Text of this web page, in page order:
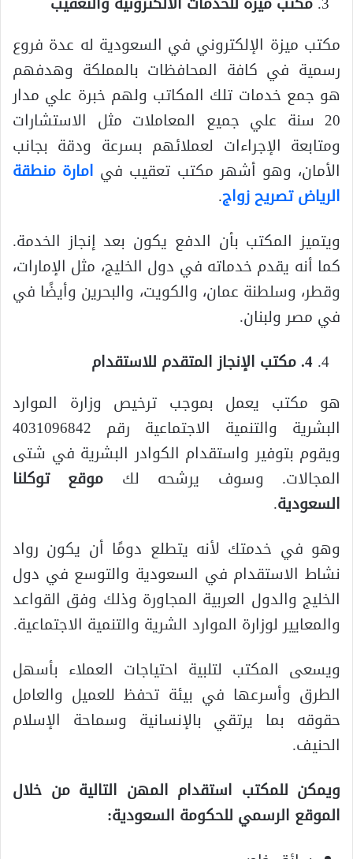
مكتب ميزة الإلكتروني في السعودية له عدة فروع
رسمية في كافة المحافظات بالمملكة وهدفهم
هو جمع خدمات تلك المكاتب ولهم خبرة علي مدار
20 سنة علي جميع المعاملات مثل الاستشارات
ومتابعة الإجراءات لعملائهم بسرعة ودقة بجانب
الأمان، وهو أشهر مكتب تعقيب في امارة منطقة
الرياض تصريح زواج.
ويتميز المكتب بأن الدفع يكون بعد إنجاز الخدمة.
كما أنه يقدم خدماته في دول الخليج، مثل الإمارات،
وقطر، وسلطنة عمان، والكويت، والبحرين وأيضًا في
في مصر ولبنان.
4. مكتب الإنجاز المتقدم للاستقدام
هو مكتب يعمل بموجب ترخيص وزارة الموارد
البشرية والتنمية الاجتماعية رقم 4031096842
ويقوم بتوفير واستقدام الكوادر البشرية في شتى
المجالات. وسوف يرشحه لك موقع توكلنا
السعودية.
وهو في خدمتك لأنه يتطلع دومًا أن يكون رواد
نشاط الاستقدام في السعودية والتوسع في دول
الخليج والدول العربية المجاورة وذلك وفق القواعد
والمعايير لوزارة الموارد الشرية والتنمية الاجتماعية.
ويسعى المكتب لتلبية احتياجات العملاء بأسهل
الطرق وأسرعها في بيئة تحفظ للعميل والعامل
حقوقه بما يرتقي بالإنسانية وسماحة الإسلام
الحنيف.
ويمكن للمكتب استقدام المهن التالية من خلال
الموقع الرسمي للحكومة السعودية: